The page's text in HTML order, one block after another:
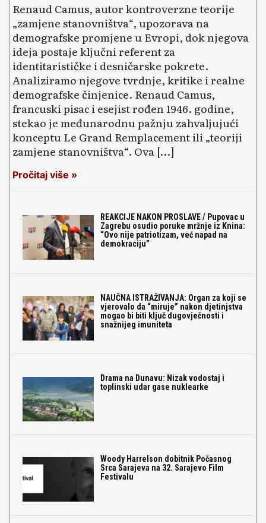
Renaud Camus, autor kontroverzne teorije
„zamjene stanovništva“, upozorava na
demografske promjene u Evropi, dok njegova
ideja postaje ključni referent za
identitarističke i desničarske pokrete.
Analiziramo njegove tvrdnje, kritike i realne
demografske činjenice. Renaud Camus,
francuski pisac i esejist rođen 1946. godine,
stekao je međunarodnu pažnju zahvaljujući
konceptu Le Grand Remplacement ili „teoriji
zamjene stanovništva“. Ova […]
Pročitaj više »
REAKCIJE NAKON PROSLAVE / Pupovac u
Zagrebu osudio poruke mržnje iz Knina:
“Ovo nije patriotizam, već napad na
demokraciju”
NAUČNA ISTRAŽIVANJA: Organ za koji se
vjerovalo da “miruje” nakon djetinjstva
mogao bi biti ključ dugovječnosti i
snažnijeg imuniteta
Drama na Dunavu: Nizak vodostaj i
toplinski udar gase nuklearke
Woody Harrelson dobitnik Počasnog
Srca Sarajeva na 32. Sarajevo Film
Festivalu